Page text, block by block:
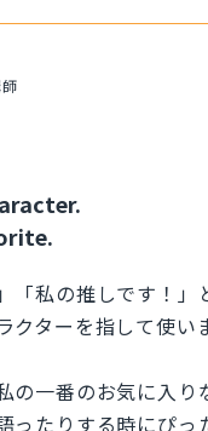
「私の推しです！
ターを指して使い
の一番のお気に入
たりする時にぴっ